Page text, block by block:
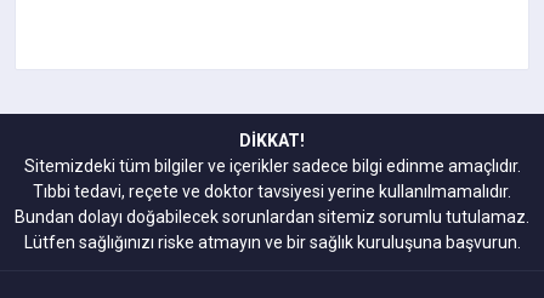
DİKKAT!
Sitemizdeki tüm bilgiler ve içerikler sadece bilgi edinme amaçlıdır.
Tıbbi tedavi, reçete ve doktor tavsiyesi yerine kullanılmamalıdır.
Bundan dolayı doğabilecek sorunlardan sitemiz sorumlu tutulamaz.
Lütfen sağlığınızı riske atmayın ve bir sağlık kuruluşuna başvurun.